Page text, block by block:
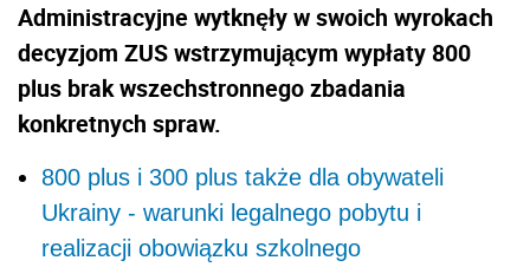
Administracyjne wytknęły w swoich wyrokach
decyzjom ZUS wstrzymującym wypłaty 800
plus brak wszechstronnego zbadania
konkretnych spraw.
800 plus i 300 plus także dla obywateli
Ukrainy - warunki legalnego pobytu i
realizacji obowiązku szkolnego